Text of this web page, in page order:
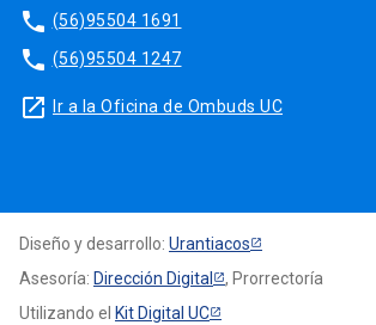
phone (56)95504 1691
phone (56)95504 1247
launch Ir a la Oficina de Ombuds UC
Diseño y desarrollo: Urantiacos
Asesoría: Dirección Digital
, Prorrectoría
Utilizando el Kit Digital UC